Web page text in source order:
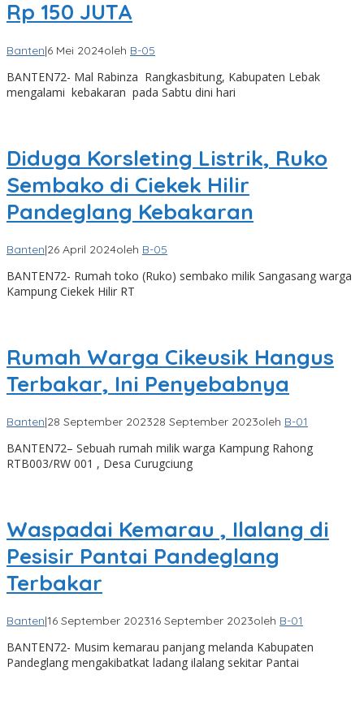
Rp 150 JUTA
Banten|6 Mei 2024oleh B-05
BANTEN72- Mal Rabinza Rangkasbitung, Kabupaten Lebak
mengalami kebakaran pada Sabtu dini hari
Diduga Korsleting Listrik, Ruko
Sembako di Ciekek Hilir
Pandeglang Kebakaran
Banten|26 April 2024oleh B-05
BANTEN72- Rumah toko (Ruko) sembako milik Sangasang warga
Kampung Ciekek Hilir RT
Rumah Warga Cikeusik Hangus
Terbakar, Ini Penyebabnya
Banten|28 September 202328 September 2023oleh B-01
BANTEN72– Sebuah rumah milik warga Kampung Rahong
RTB003/RW 001 , Desa Curugciung
Waspadai Kemarau , Ilalang di
Pesisir Pantai Pandeglang
Terbakar
Banten|16 September 202316 September 2023oleh B-01
BANTEN72- Musim kemarau panjang melanda Kabupaten
Pandeglang mengakibatkat ladang ilalang sekitar Pantai